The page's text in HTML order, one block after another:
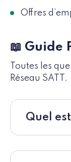
Offres
📖 Guide
Toutes les
Réseau SATT.
Quel